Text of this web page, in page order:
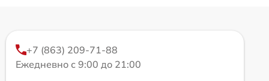
+7 (863) 209-71-88
Ежедневно с 9:00 до 21:00